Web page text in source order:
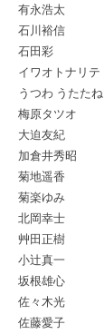
有永浩太
石川裕信
石田彩
イワオトナリテ
うつわ うたたね
梅原タツオ
大迫友紀
加倉井秀昭
菊地遥香
菊楽ゆみ
北岡幸士
艸田正樹
小辻真一
坂根雄心
佐々木光
佐藤愛子